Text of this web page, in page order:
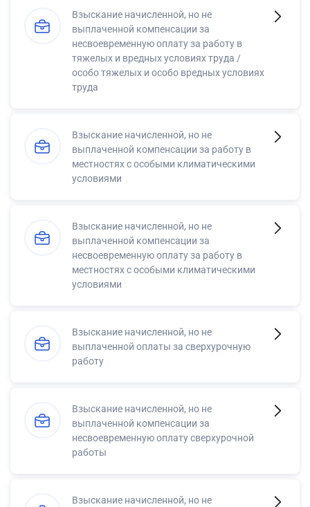
Взыскание начисленной, но не
выплаченной компенсации за
несвоевременную оплату за работу в
тяжелых и вредных условиях труда /
особо тяжелых и особо вредных условиях
труда
Взыскание начисленной, но не
выплаченной компенсации за работу в
местностях с особыми климатическими
условиями
Взыскание начисленной, но не
выплаченной компенсации за
несвоевременную оплату за работу в
местностях с особыми климатическими
условиями
Взыскание начисленной, но не
выплаченной оплаты за сверхурочную
работу
Взыскание начисленной, но не
выплаченной компенсации за
несвоевременную оплату сверхурочной
работы
Взыскание начисленной, но не